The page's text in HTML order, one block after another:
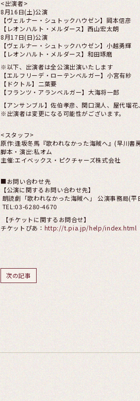
<出演者>
8月16日(土)公演
【ヴェルナー・シュトックハウゼン】岡本信彦
【レオンハルト・メルダース】西山宏太朗
8月17日(日)公演
【ヴェルナー・シュトックハウゼン】小越勇輝
【レオンハルト・メルダース】和田琢磨
※以下、出演者は全公演出演いたします
【エルフリーデ・ローテンベルガー】小宮有紗
【ドクトル】二葉要
【フランツ・アランベルガー】大海将一郎
【アンサンブル】佐伯孝彦、関口滉人、屋代瑠
※出演者は変更になる可能性がございます。
<スタッフ>
原作:逢坂冬馬『歌われなかった海賊へ』(早川書
脚本・演出:私オム
主催:エイベックス・ピクチャーズ株式会社
■お問い合わせ先
【公演に関するお問い合わせ先】
朗読劇「歌われなかった海賊へ」 公演事務局(
TEL:03-6280-4670
【チケットに関するお問合せ】
チケットぴあ： http://t.pia.jp/help/index.html
次の記事